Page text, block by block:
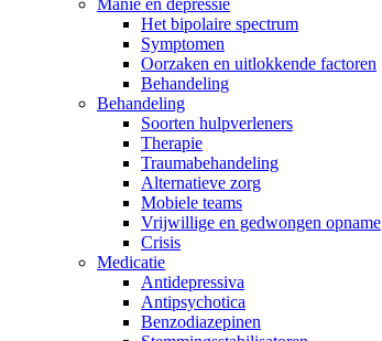
Manie en depressie
Het bipolaire spectrum
Symptomen
Oorzaken en uitlokkende factoren
Behandeling
Behandeling
Soorten hulpverleners
Therapie
Traumabehandeling
Alternatieve zorg
Mobiele teams
Vrijwillige en gedwongen opname
Crisis
Medicatie
Antidepressiva
Antipsychotica
Benzodiazepinen